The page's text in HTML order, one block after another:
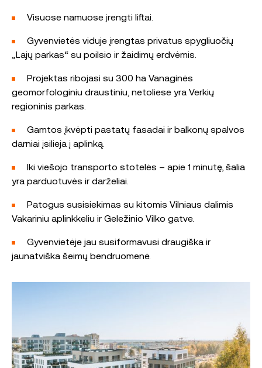
Visuose namuose įrengti liftai.
Gyvenvietės viduje įrengtas privatus spygliuočių
„Lajų parkas“ su poilsio ir žaidimų erdvėmis.
Projektas ribojasi su 300 ha Vanaginės
geomorfologiniu draustiniu, netoliese yra Verkių
regioninis parkas.
Gamtos įkvėpti pastatų fasadai ir balkonų spalvos
darniai įsilieja į aplinką.
Iki viešojo transporto stotelės – apie 1 minutę, šalia
yra parduotuvės ir darželiai.
Patogus susisiekimas su kitomis Vilniaus dalimis
Vakariniu aplinkkeliu ir Geležinio Vilko gatve.
Gyvenvietėje jau susiformavusi draugiška ir
jaunatviška šeimų bendruomenė.